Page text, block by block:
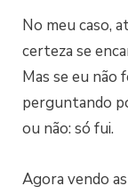
No meu caso,
certeza se
Mas se eu não
perguntando
ou não: só fui.
Agora vendo